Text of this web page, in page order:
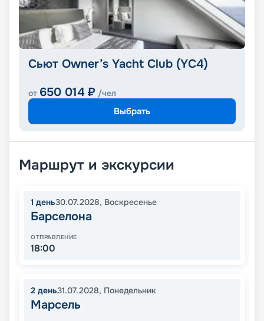
Сьют Owner’s Yacht Club (YC4)
от 650 014 ₽ /чел
Выбрать
Маршрут и экскурсии
1 день30.07.2028, Воскресенье
Барселона
ОТПРАВЛЕНИЕ
18:00
2 день31.07.2028, Понедельник
Марсель